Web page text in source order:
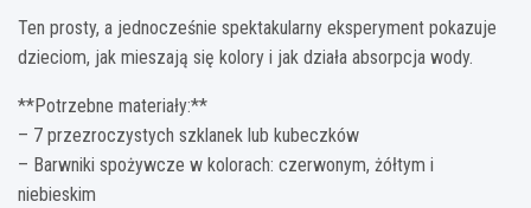
Ten prosty, a jednocześnie spektakularny eksperyment pokazuje
dzieciom, jak mieszają się kolory i jak działa absorpcja wody.
**Potrzebne materiały:**
– 7 przezroczystych szklanek lub kubeczków
– Barwniki spożywcze w kolorach: czerwonym, żółtym i
niebieskim